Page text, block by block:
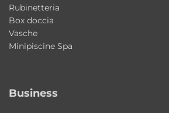
riduce al minimo gli elementi
effetto estetico più pulito e
bidirezionale che permette
Rubinetteria
Box doccia
Vasche
Minipiscine Spa
Business